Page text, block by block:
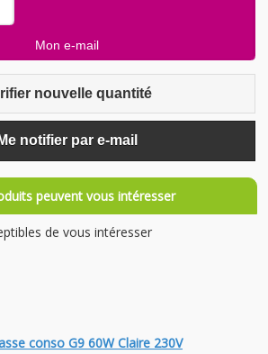
nouvelle quantité
Me notifier par e-mail
peuvent vous intéresser
de vous intéresser
conso G9 60W Claire 230V